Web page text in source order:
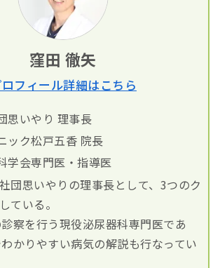
窪田 徹矢
フィール詳細はこちら
思いやり 理事長
ック松戸五香 院長
学会専門医・指導医
団思いやりの理事長として、3つのク
ている。
察を行う現役泌尿器科専門医であ
かりやすい病気の解説も行なってい